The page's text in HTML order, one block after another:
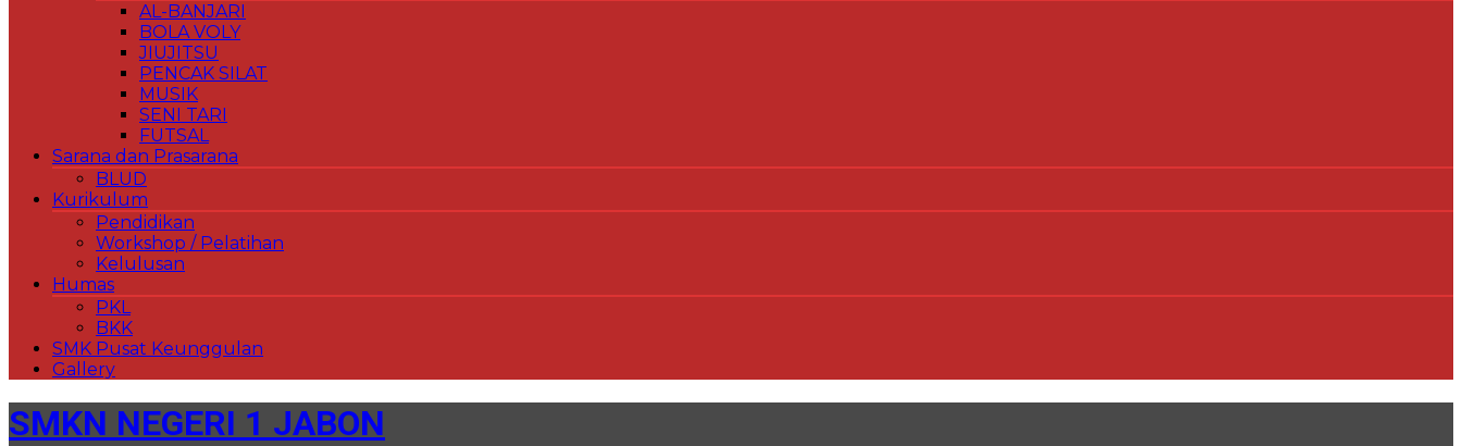
AL-BANJARI
BOLA VOLY
JIUJITSU
PENCAK SILAT
MUSIK
SENI TARI
FUTSAL
Sarana dan Prasarana
BLUD
Kurikulum
Pendidikan
Workshop / Pelatihan
Kelulusan
Humas
PKL
BKK
SMK Pusat Keunggulan
Gallery
SMKN NEGERI 1 JABON